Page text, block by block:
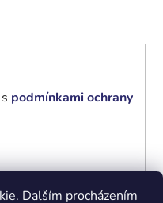
Dalším procházením
podmínkami ochrany